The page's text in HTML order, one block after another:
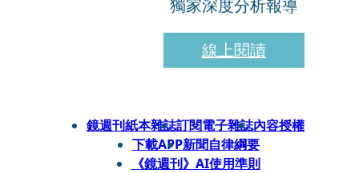
獨家深度分析報導
線上閱讀
鏡週刊紙本雜誌訂閱電子雜誌內容授權
下載APP新聞自律綱要
《鏡週刊》AI使用準則